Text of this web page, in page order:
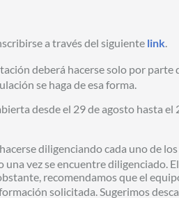
a través del siguiente link.
deberá hacerse solo por parte
se haga de esa forma.
desde el 29 de agosto hasta el
diligenciando cada uno de
una vez se encuentre diligenciado.
recomendamos que el
solicitada. Sugerimos